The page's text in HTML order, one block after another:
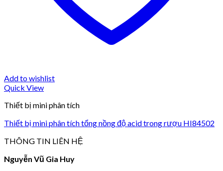
Add to wishlist
Quick View
Thiết bị mini phân tích
Thiết bị mini phân tích tổng nồng độ acid trong rượu HI84502
THÔNG TIN LIÊN HỆ
Nguyễn Vũ Gia Huy